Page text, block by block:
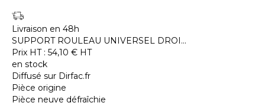
Livraison en 48h
SUPPORT ROULEAU UNIVERSEL DROI...
Prix HT : 54,10 € HT
en stock
Diffusé sur Dirfac.fr
Pièce origine
Pièce neuve défraîchie